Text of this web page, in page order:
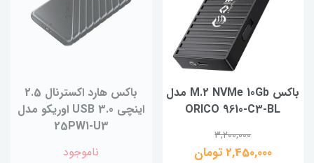
باکس M.2 NVMe 10Gb مدل
ORICO 9610-C3-BL
3,200,000
2,450,000 تومان
باکس هارد اکسترنال 2.5
اینچی USB 3.0 اوریکو مدل
25PW1-U3
ناموجود